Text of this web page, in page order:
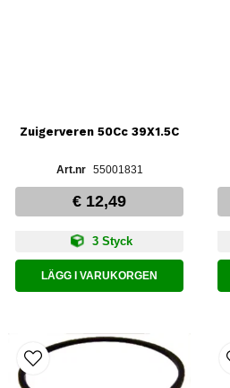
Zuigerveren 50Cc 39X1.5C
55001831
€ 12,49
3 Styck
LÄGG I VARUKORGEN